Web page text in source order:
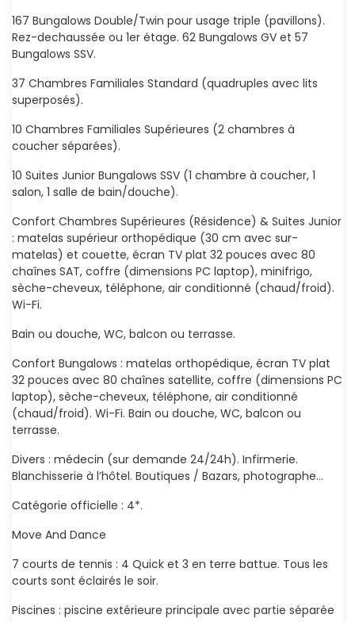
167 Bungalows Double/Twin pour usage triple (pavillons).
Rez-dechaussée ou 1er étage. 62 Bungalows GV et 57
Bungalows SSV.
37 Chambres Familiales Standard (quadruples avec lits
superposés).
10 Chambres Familiales Supérieures (2 chambres à
coucher séparées).
10 Suites Junior Bungalows SSV (1 chambre à coucher, 1
salon, 1 salle de bain/douche).
Confort Chambres Supérieures (Résidence) & Suites Junior
: matelas supérieur orthopédique (30 cm avec sur-
matelas) et couette, écran TV plat 32 pouces avec 80
chaînes SAT, coffre (dimensions PC laptop), minifrigo,
sèche-cheveux, téléphone, air conditionné (chaud/froid).
Wi-Fi.
Bain ou douche, WC, balcon ou terrasse.
Confort Bungalows : matelas orthopédique, écran TV plat
32 pouces avec 80 chaînes satellite, coffre (dimensions PC
laptop), sèche-cheveux, téléphone, air conditionné
(chaud/froid). Wi-Fi. Bain ou douche, WC, balcon ou
terrasse.
Divers : médecin (sur demande 24/24h). Infirmerie.
Blanchisserie à l’hôtel. Boutiques / Bazars, photographe…
Catégorie officielle : 4*.
Move And Dance
7 courts de tennis : 4 Quick et 3 en terre battue. Tous les
courts sont éclairés le soir.
Piscines : piscine extérieure principale avec partie séparée